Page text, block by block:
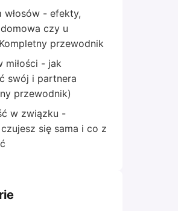
włosów - efekty,
czy u
przewodnik
miłości - jak
swój i partnera
przewodnik)
w związku -
się sama i co z